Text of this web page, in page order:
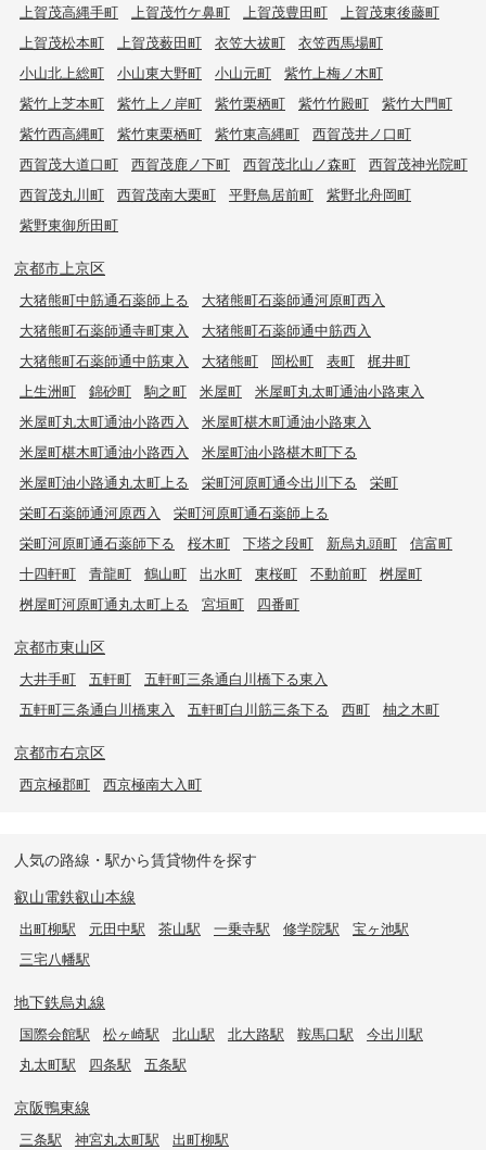
上賀茂高縄手町
上賀茂竹ケ鼻町 上賀茂豊田町
上賀茂東後藤町
上賀茂松本町
上賀茂薮田町 衣笠大祓町
衣笠西馬場町
小山北上総町
小山東大野町 小山元町
紫竹上梅ノ木町
紫竹上芝本町
紫竹上ノ岸町 紫竹栗栖町 紫竹竹殿町
紫竹大門町
紫竹西高縄町
紫竹東栗栖町 紫竹東高縄町
西賀茂井ノ口町
西賀茂大道口町
西賀茂鹿ノ下町 西賀茂北山ノ森町
西賀茂神光院町
西賀茂丸川町
西賀茂南大栗町 平野鳥居前町
紫野北舟岡町
紫野東御所田町
京都市上京区
大猪熊町中筋通石薬師上る
大猪熊町石薬師通河原町西入
大猪熊町石薬師通寺町東入
大猪熊町石薬師通中筋西入
大猪熊町石薬師通中筋東入
大猪熊町 岡松町 表町
梶井町
上生洲町
錦砂町 駒之町 米屋町
米屋町丸太町通油小路東入
米屋町丸太町通油小路西入
米屋町椹木町通油小路東入
米屋町椹木町通油小路西入
米屋町油小路椹木町下る
米屋町油小路通丸太町上る
栄町河原町通今出川下る
栄町
栄町石薬師通河原西入
栄町河原町通石薬師上る
栄町河原町通石薬師下る
桜木町 下塔之段町 新烏丸頭町
信富町
十四軒町
青龍町 鶴山町 出水町 東桜町 不動前町
桝屋町
桝屋町河原町通丸太町上る
宮垣町 四番町
京都市東山区
大井手町 五軒町
五軒町三条通白川橋下る東入
五軒町三条通白川橋東入
五軒町白川筋三条下る 西町 柚之木町
京都市右京区
西京極郡町 西京極南大入町
人気の路線・駅から賃貸物件を探す
叡山電鉄叡山本線
出町柳駅 元田中駅 茶山駅 一乗寺駅 修学院駅
宝ヶ池駅
三宅八幡駅
地下鉄烏丸線
国際会館駅 松ヶ崎駅 北山駅 北大路駅 鞍馬口駅
今出川駅
丸太町駅
四条駅 五条駅
京阪鴨東線
三条駅 神宮丸太町駅 出町柳駅